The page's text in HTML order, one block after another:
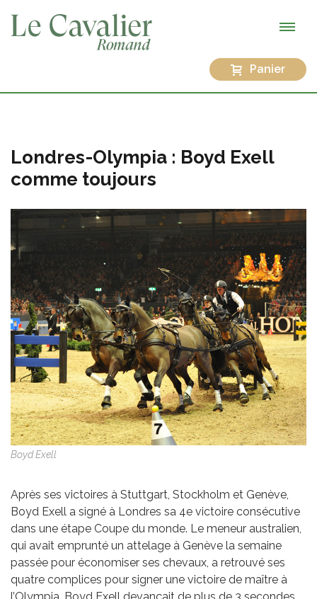
Panier
Londres-Olympia : Boyd Exell
comme toujours
Boyd Exell
Après ses victoires à Stuttgart, Stockholm et Genève,
Boyd Exell a signé à Londres sa 4e victoire consécutive
dans une étape Coupe du monde. Le meneur australien,
qui avait emprunté un attelage à Genève la semaine
passée pour économiser ses chevaux, a retrouvé ses
quatre complices pour signer une victoire de maître à